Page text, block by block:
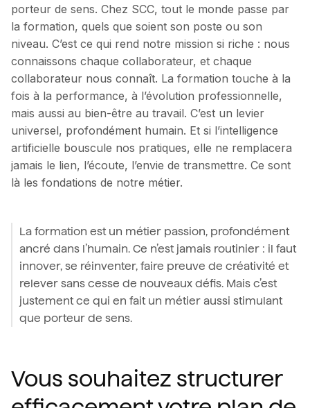
porteur de sens. Chez SCC, tout le monde passe par
la formation, quels que soient son poste ou son
niveau. C’est ce qui rend notre mission si riche : nous
connaissons chaque collaborateur, et chaque
collaborateur nous connaît. La formation touche à la
fois à la performance, à l’évolution professionnelle,
mais aussi au bien-être au travail. C’est un levier
universel, profondément humain. Et si l’intelligence
artificielle bouscule nos pratiques, elle ne remplacera
jamais le lien, l’écoute, l’envie de transmettre. Ce sont
là les fondations de notre métier.
La formation est un métier passion, profondément
ancré dans l’humain. Ce n’est jamais routinier : il faut
innover, se réinventer, faire preuve de créativité et
relever sans cesse de nouveaux défis. Mais c’est
justement ce qui en fait un métier aussi stimulant
que porteur de sens.
Vous souhaitez structurer